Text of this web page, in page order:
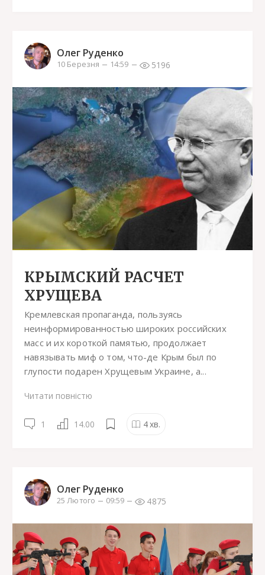
Олег Руденко
10 Березня 14:59 5196
КРЫМСКИЙ РАСЧЕТ
ХРУЩЕВА
Кремлевская пропаганда, пользуясь
неинформированностью широких российских
масс и их короткой памятью, продолжает
навязывать миф о том, что-де Крым был по
глупости подарен Хрущевым Украине, а...
Читати повністю
1 14.00 4хв.
Олег Руденко
25 Лютого 09:59 4875